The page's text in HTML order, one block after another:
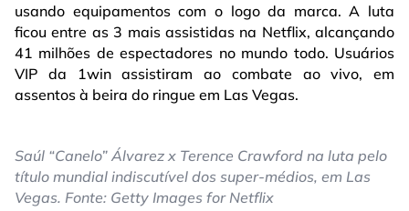
usando equipamentos com o logo da marca. A luta
ficou entre as 3 mais assistidas na Netflix, alcançando
41 milhões de espectadores no mundo todo. Usuários
VIP da 1win assistiram ao combate ao vivo, em
assentos à beira do ringue em Las Vegas.
Saúl “Canelo” Álvarez x Terence Crawford na luta pelo
título mundial indiscutível dos super-médios, em Las
Vegas. Fonte: Getty Images for Netflix